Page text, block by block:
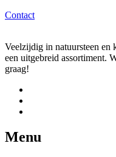
Contact
Veelzijdig in natuursteen en
een uitgebreid assortiment.
graag!
Menu